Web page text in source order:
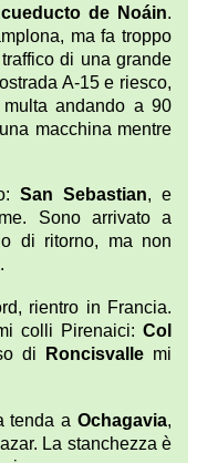
de Noáin.
ma fa troppo
di una grande
A-15 e riesco,
andando a 90
macchina mentre
San Sebastian, e
Sono arrivato a
di ritorno, ma non
rientro in Francia.
colli Pirenaici: Col
di Roncisvallemi
tenda a Ochagavia,
La stanchezza è